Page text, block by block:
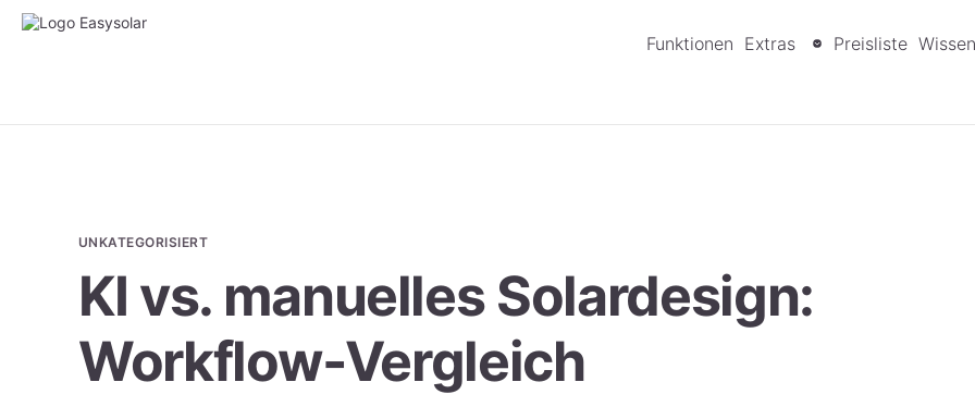
Funktionen Extras Preisliste Wissen
UNKATEGORISIERT
KI vs. manuelles Solardesign:
Workflow-Vergleich